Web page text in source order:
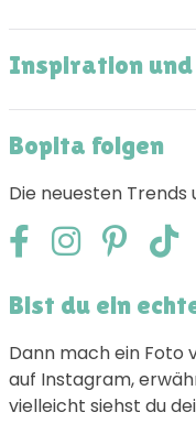
Inspiration und
Bopita folgen
Die neuesten
Bist du ein
Dann mach ein Foto
auf Instagram,
vielleicht siehst du